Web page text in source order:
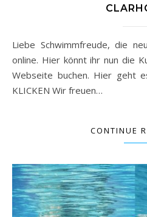
Liebe Schwimmfreude, die neue Kursverwaltung ist nun
online. Hier könnt ihr nun die
Webseite buchen. Hier geht
KLICKEN Wir freuen…
CONTINUE